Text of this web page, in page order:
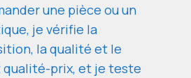
une pièce ou un
je vérifie la
la qualité et le
qualité-prix, et je teste